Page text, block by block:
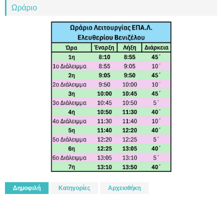
Ωράριο
Δημοφιλή Κατηγορίες Αρχειοθήκη